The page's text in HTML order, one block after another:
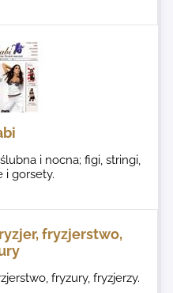
i nocna; figi, stringi,
i gorsety.
fryzjerstwo,
fryzury, fryzjerzy.